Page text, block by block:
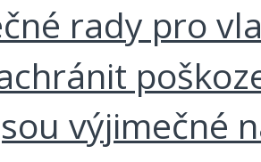
rady pro
výjimečné